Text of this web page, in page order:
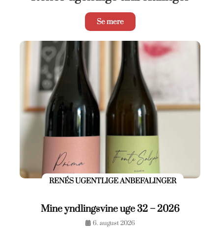
Se mere
RENÉS UGENTLIGE ANBEFALINGER
Mine yndlingsvine uge 32 – 2026
6. august 2026